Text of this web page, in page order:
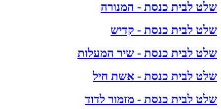
שלט לבית כנסת - המנורה
שלט לבית כנסת - קדיש
שלט לבית כנסת - שיר המעלות
שלט לבית כנסת - אשת חיל
שלט לבית כנסת - מזמור לדוד